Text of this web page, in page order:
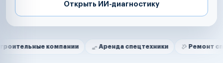
Открыть ИИ-диагностику
Нам доверяют
компании Аренда спецтехники Ремонт спецтехники
Маркетплейсы